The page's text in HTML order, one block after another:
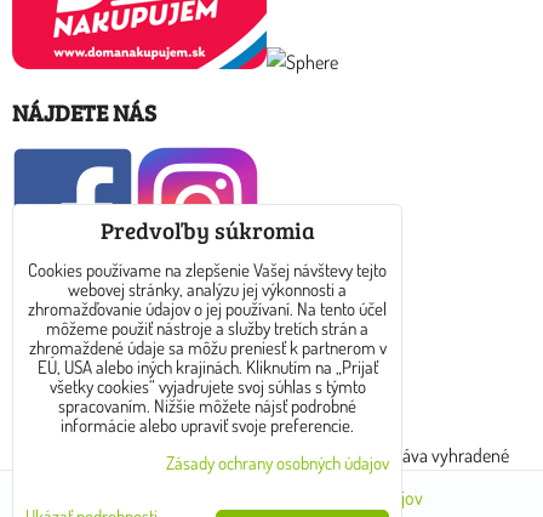
NÁJDETE NÁS
KONTAKT
E-mail: info@dreamtea.sk
tel: 0910 325 889
Copyright © 2017 - 2024 www.dreamtea.sk. Všetky práva vyhradené
Zásady ochrany osobných údajov
Predvoľby súkromia
Cookies používame na zlepšenie Vašej návštevy tejto
webovej stránky, analýzu jej výkonnosti a
zhromažďovanie údajov o jej používaní. Na tento účel
môžeme použiť nástroje a služby tretích strán a
zhromaždené údaje sa môžu preniesť k partnerom v
EÚ, USA alebo iných krajinách. Kliknutím na „Prijať
všetky cookies“ vyjadrujete svoj súhlas s týmto
spracovaním. Nižšie môžete nájsť podrobné
informácie alebo upraviť svoje preferencie.
Zásady ochrany osobných údajov